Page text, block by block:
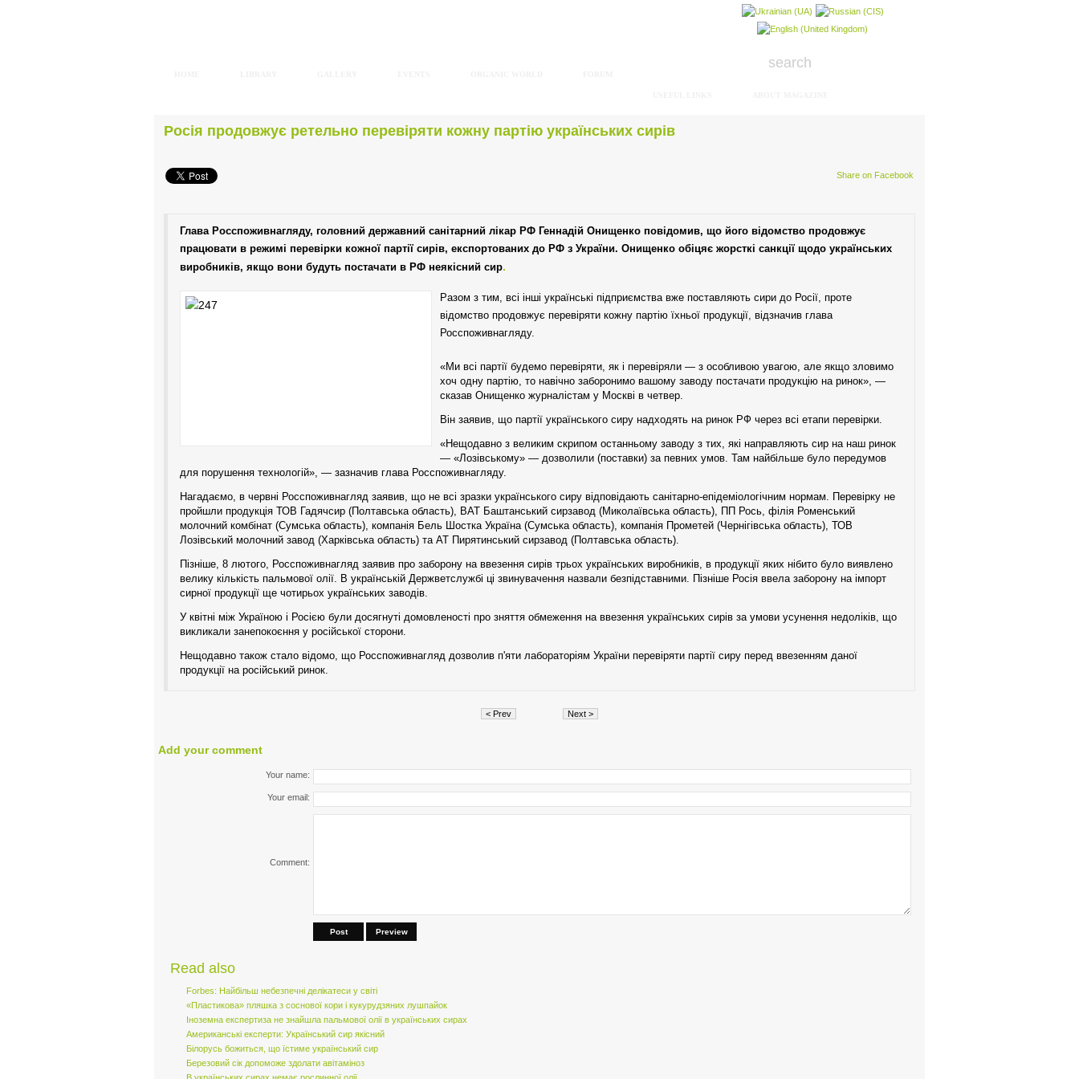
Росія продовжує ретельно перевіряти кожну партію українських сирів
Share on Facebook
Глава Росспоживнагляду, головний державний санітарний лікар РФ Геннадій Онищенко повідомив, що його відомство продовжує
працювати в режимі перевірки кожної партії сирів, експортованих до РФ з України. Онищенко обіцяє жорсткі санкції щодо українських
виробників, якщо вони будуть постачати в РФ неякісний сир.
Разом з тим, всі інші українські підприємства вже поставляють сири до Росії, проте
відомство продовжує перевіряти кожну партію їхньої продукції, відзначив глава
Росспоживнагляду.
«Ми всі партії будемо перевіряти, як і перевіряли — з особливою увагою, але якщо зловимо
хоч одну партію, то навічно заборонимо вашому заводу постачати продукцію на ринок», —
сказав Онищенко журналістам у Москві в четвер.
Він заявив, що партії українського сиру надходять на ринок РФ через всі етапи перевірки.
«Нещодавно з великим скрипом останньому заводу з тих, які направляють сир на наш ринок
— «Лозівському» — дозволили (поставки) за певних умов. Там найбільше було передумов
для порушення технологій», — зазначив глава Росспоживнагляду.
Нагадаємо, в червні Росспоживнагляд заявив, що не всі зразки українського сиру відповідають санітарно-епідеміологічним нормам. Перевірку не
пройшли продукція ТОВ Гадячсир (Полтавська область), ВАТ Баштанський сирзавод (Миколаївська область), ПП Рось, філія Роменський
молочний комбінат (Сумська область), компанія Бель Шостка Україна (Сумська область), компанія Прометей (Чернігівська область), ТОВ
Лозівський молочний завод (Харківська область) та АТ Пирятинський сирзавод (Полтавська область).
Пізніше, 8 лютого, Росспоживнагляд заявив про заборону на ввезення сирів трьох українських виробників, в продукції яких нібито було виявлено
велику кількість пальмової олії. В українській Держветслужбі ці звинувачення назвали безпідставними. Пізніше Росія ввела заборону на імпорт
сирної продукції ще чотирьох українських заводів.
У квітні між Україною і Росією були досягнуті домовленості про зняття обмеження на ввезення українських сирів за умови усунення недоліків, що
викликали занепокоєння у російської сторони.
Нещодавно також стало відомо, що Росспоживнагляд дозволив п'яти лабораторіям України перевіряти партії сиру перед ввезенням даної
продукції на російський ринок.
< Prev Next >
Add your comment
Your name:
Your email:
Comment:
Post Preview
Read also
Forbes: Найбільш небезпечні делікатеси у світі
«Пластикова» пляшка з соснової кори і кукурудзяних лушпайок
Іноземна експертиза не знайшла пальмової олії в українських сирах
Американські експерти: Український сир якісний
Білорусь божиться, що їстиме український сир
Березовий сік допоможе здолати авітаміноз